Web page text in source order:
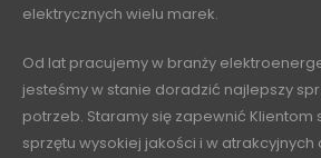
elektrycznych wielu marek.
Od lat pracujemy w branży
jesteśmy w stanie doradzić najlepszy
potrzeb. Staramy się zapewnić Klientom
sprzętu wysokiej jakości i w